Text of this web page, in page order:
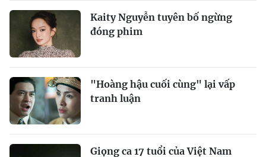
Kaity Nguyễn tuyên bố ngừng
đóng phim
"Hoàng hậu cuối cùng" lại vấp
tranh luận
Giọng ca 17 tuổi của Việt Nam